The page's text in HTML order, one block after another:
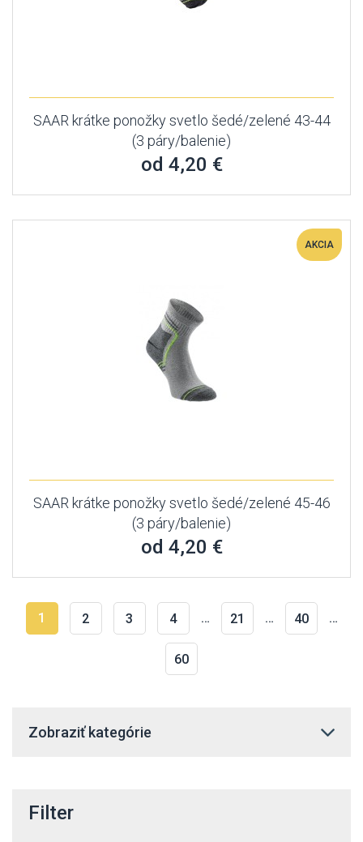
SAAR krátke ponožky svetlo šedé/zelené 43-44
(3 páry/balenie)
od 4,20 €
AKCIA
SAAR krátke ponožky svetlo šedé/zelené 45-46
(3 páry/balenie)
od 4,20 €
1 2 3 4 … 21 … 40 …
60
Zobraziť kategórie
Filter